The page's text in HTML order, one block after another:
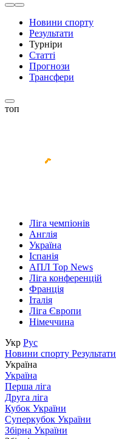
Новини спорту
Результати
Турніри
Статті
Прогнози
Трансфери
топ
Ліга чемпіонів
Англія
Україна
Іспанія
АПЛ Top News
Ліга конференцій
Франція
Італія
Ліга Європи
Німеччина
Укр Рус
Новини спорту Результати
Україна
Україна
Перша ліга
Друга ліга
Кубок України
Суперкубок України
Збірна України